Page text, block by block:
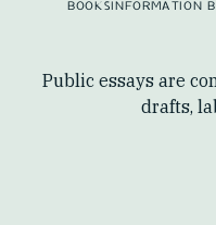
INFORMATION
BOOKS
Public essays are
drafts,